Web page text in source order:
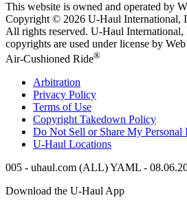
This website is owned and operated by
Copyright © 2026 U-Haul International,
All rights reserved. U-Haul International,
copyrights are used under license by
Air-Cushioned Ride®
Arbitration
Privacy Policy
Terms of Use
Copyright Takedown Policy
Do Not Sell or Share My Personal
U-Haul Locations
005 - uhaul.com (ALL) YAML -
Download the U-Haul App